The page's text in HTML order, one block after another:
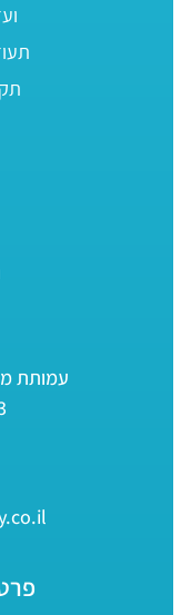
עמותת
83